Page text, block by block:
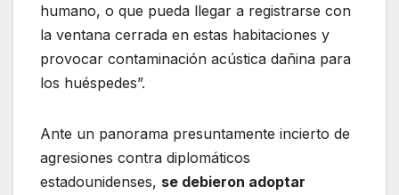
humano, o que pueda llegar a registrarse con
la ventana cerrada en estas habitaciones y
provocar contaminación acústica dañina para
los huéspedes”.
Ante un panorama presuntamente incierto de
agresiones contra diplomáticos
estadounidenses, se debieron adoptar